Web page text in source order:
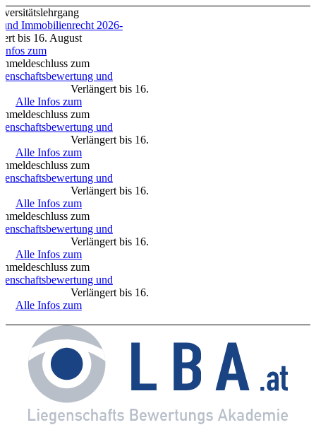
Immobilienrecht 2026-
August
zum
zum
und
bis 16.
Alle Infos zum
zum
und
bis 16.
Alle Infos zum
zum
und
bis 16.
Alle Infos zum
zum
und
bis 16.
Alle Infos zum
zum
und
bis 16.
Alle Infos zum